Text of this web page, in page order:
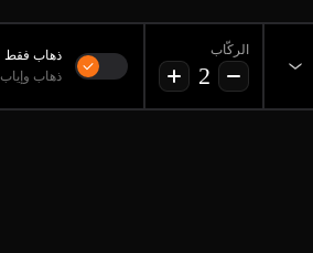
الركّاب
2
ذهاب فقط
ذهاب وإياب